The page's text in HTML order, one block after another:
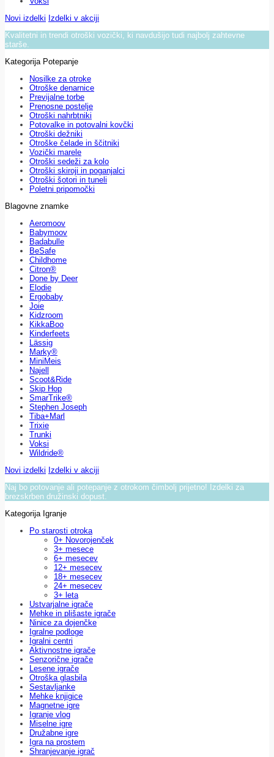
Novi izdelki Izdelki v akciji
Kvalitetni in trendi otroški vozički, ki navdušijo tudi najbolj zahtevne
starše.
Kategorija Potepanje
Nosilke za otroke
Otroške denarnice
Previjalne torbe
Prenosne postelje
Otroški nahrbtniki
Potovalke in potovalni kovčki
Otroški dežniki
Otroške čelade in ščitniki
Vozički marele
Otroški sedeži za kolo
Otroški skiroji in poganjalci
Otroški šotori in tuneli
Poletni pripomočki
Blagovne znamke
Aeromoov
Babymoov
Badabulle
BeSafe
Childhome
Citron®
Done by Deer
Elodie
Ergobaby
Joie
Kidzroom
KikkaBoo
Kinderfeets
Lässig
Marky®
MiniMeis
Najell
Scoot&Ride
Skip Hop
SmarTrike®
Stephen Joseph
Tiba+Marl
Trixie
Trunki
Voksi
Wildride®
Novi izdelki Izdelki v akciji
Naj bo potovanje ali potepanje z otrokom čimbolj prijetno! Izdelki za
brezskrben družinski dopust.
Kategorija Igranje
Po starosti otroka
0+ Novorojenček
3+ mesece
6+ mesecev
12+ mesecev
18+ mesecev
24+ mesecev
3+ leta
Ustvarjalne igrače
Mehke in plišaste igrače
Ninice za dojenčke
Igralne podloge
Igralni centri
Aktivnostne igrače
Senzorične igrače
Lesene igrače
Otroška glasbila
Sestavljanke
Mehke knjigice
Magnetne igre
Igranje vlog
Miselne igre
Družabne igre
Igra na prostem
Shranjevanje igrač